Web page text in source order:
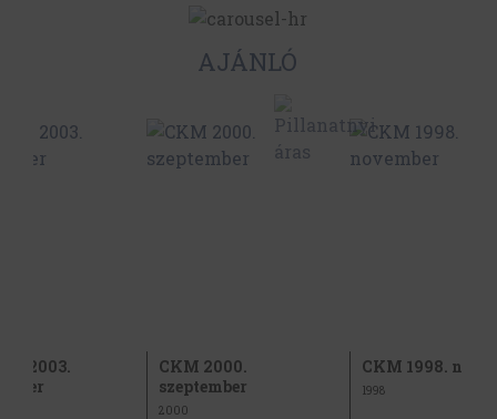
AJÁNLÓ
2003.
CKM 2000.
szeptember
2000
CKM 1998.
1998